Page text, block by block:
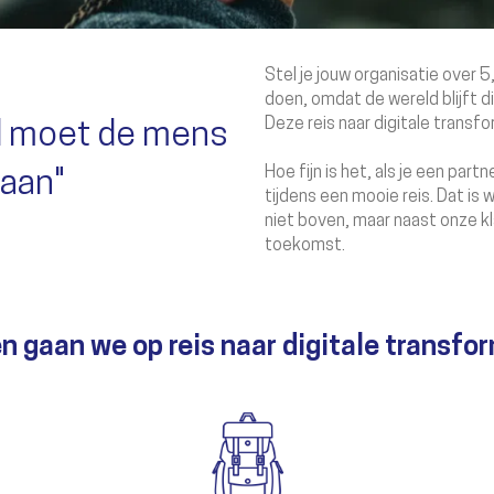
moet de mens
Stel je jouw organisatie over
doen, omdat de wereld blijft
Deze reis naar digitale
Hoe fijn is het, als je een
tijdens een mooie reis. Dat is
niet boven, maar naast onze
toekomst.
gaan we op reis naar digitale